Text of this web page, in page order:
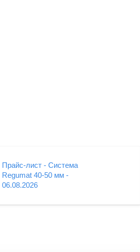
Прайс-лист - Система
Regumat 40-50 мм -
06.08.2026